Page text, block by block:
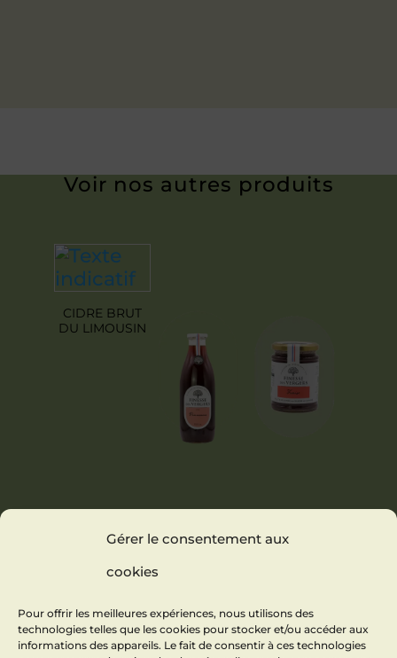
Gérer le consentement aux
cookies
Pour offrir les meilleures expériences, nous utilisons des
technologies telles que les cookies pour stocker et/ou accéder aux
informations des appareils. Le fait de consentir à ces technologies
Voir nos autres produits
CIDRE BRUT
DU LIMOUSIN
JUS DE
PRUNEAUX
CONFITURE
FRAISE